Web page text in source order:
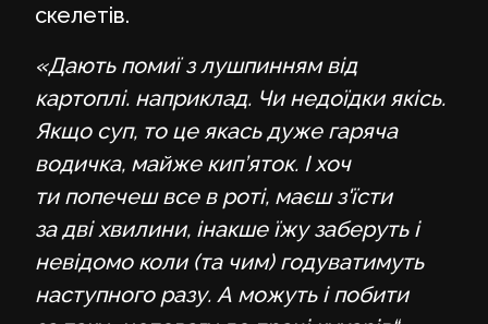
скелетів.
«Дають помиї з лушпинням від
картоплі. наприклад. Чи недоїдки якісь.
Якщо суп, то це якась дуже гаряча
водичка, майже кип’яток. І хоч
ти попечеш все в роті, маєш з'їсти
за дві хвилини, інакше їжу заберуть і
невідомо коли (та чим) годуватимуть
наступного разу. А можуть і побити